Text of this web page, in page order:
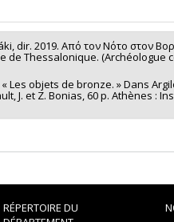
dir. 2019. Από τον Νότο στον
de Thessalonique. (Archéologue
Les objets de bronze. » Dans
J. et Z. Bonias, 60 p. Athènes :
RÉPERTOIRE DU